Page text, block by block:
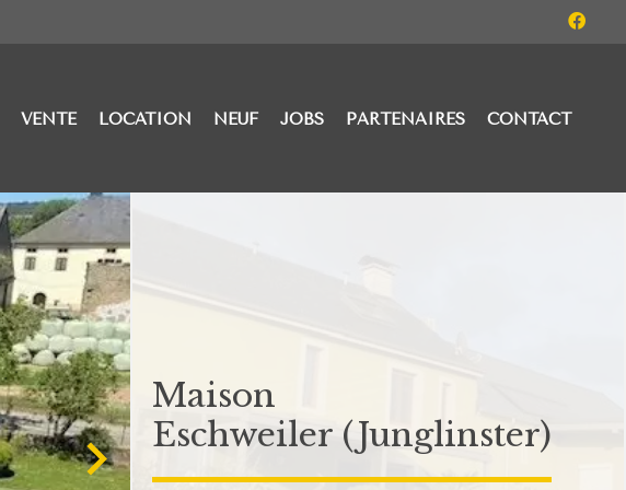
VENTE LOCATION NEUF JOBS PARTENAIRES CONTACT
Maison
Eschweiler (Junglinster)